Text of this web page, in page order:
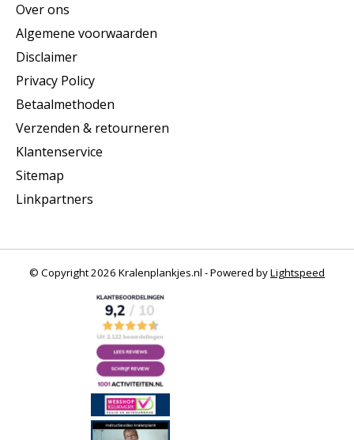
Over ons
Algemene voorwaarden
Disclaimer
Privacy Policy
Betaalmethoden
Verzenden & retourneren
Klantenservice
Sitemap
Linkpartners
© Copyright 2026 Kralenplankjes.nl - Powered byLightspeed